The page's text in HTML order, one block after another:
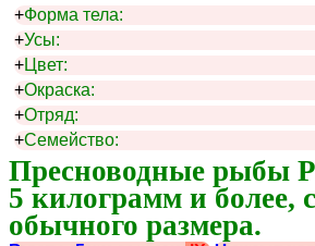
+Форма тела:
+Усы:
+Цвет:
+Окраска:
+Отряд:
+Семейство:
Пресноводные рыбы
5 килограмм и более,
обычного размера.